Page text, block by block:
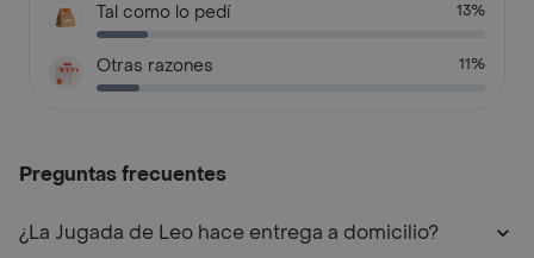
Tal como lo pedí 13%
Otras razones 11%
Preguntas frecuentes
¿La Jugada de Leo hace entrega a domicilio?